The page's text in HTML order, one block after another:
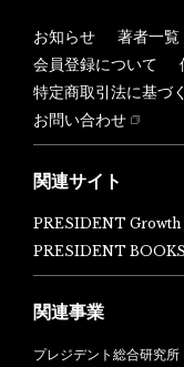
お知らせ 著者一覧
会員登録について
特定商取引法に基づ
お問い合わせ
関連サイト
PRESIDENT Growth
PRESIDENT BOOKS
関連事業
プレジデント総合研究所